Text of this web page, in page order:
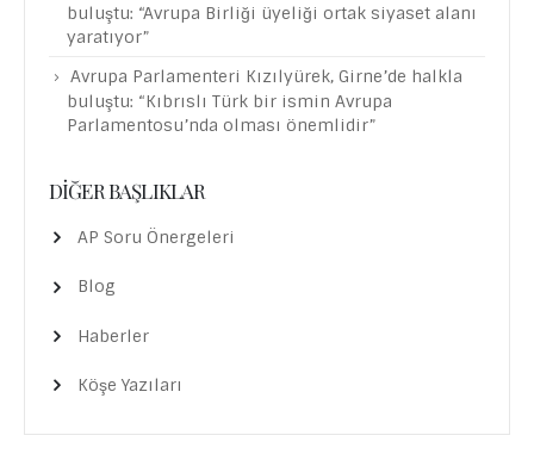
buluştu: “Avrupa Birliği üyeliği ortak siyaset alanı
yaratıyor”
Avrupa Parlamenteri Kızılyürek, Girne’de halkla
buluştu: “Kıbrıslı Türk bir ismin Avrupa
Parlamentosu’nda olması önemlidir”
DIĞER BAŞLIKLAR
AP Soru Önergeleri
Blog
Haberler
Köşe Yazıları